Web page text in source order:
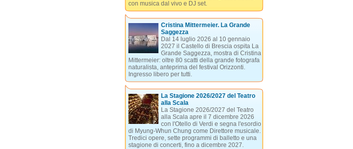
con musica dal vivo e DJ set.
Cristina Mittermeier. La Grande
Saggezza
Dal 14 luglio 2026 al 10 gennaio
2027 il Castello di Brescia ospita La
Grande Saggezza, mostra di Cristina
Mittermeier: oltre 80 scatti della grande fotografa
naturalista, anteprima del festival Orizzonti.
Ingresso libero per tutti.
La Stagione 2026/2027 del Teatro
alla Scala
La Stagione 2026/2027 del Teatro
alla Scala apre il 7 dicembre 2026
con l'Otello di Verdi e segna l'esordio
di Myung-Whun Chung come Direttore musicale.
Tredici opere, sette programmi di balletto e una
stagione di concerti, fino a dicembre 2027.